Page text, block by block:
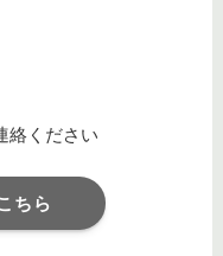
絡ください
ちら